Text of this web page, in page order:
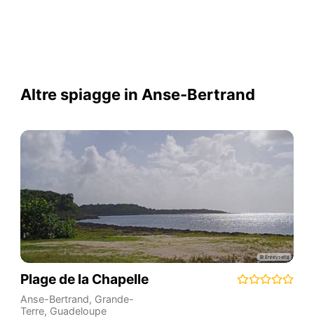
Altre spiagge in Anse-Bertrand
Plage de la Chapelle
Anse-Bertrand, Grande-
Terre, Guadeloupe